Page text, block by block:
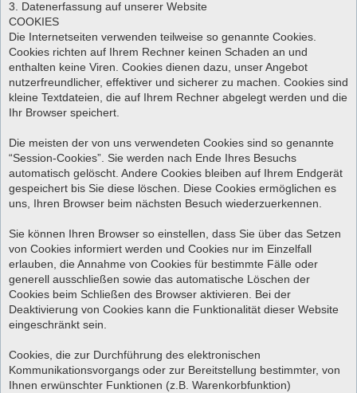
3. Datenerfassung auf unserer Website
COOKIES
Die Internetseiten verwenden teilweise so genannte Cookies.
Cookies richten auf Ihrem Rechner keinen Schaden an und
enthalten keine Viren. Cookies dienen dazu, unser Angebot
nutzerfreundlicher, effektiver und sicherer zu machen. Cookies sind
kleine Textdateien, die auf Ihrem Rechner abgelegt werden und die
Ihr Browser speichert.
Die meisten der von uns verwendeten Cookies sind so genannte
“Session-Cookies”. Sie werden nach Ende Ihres Besuchs
automatisch gelöscht. Andere Cookies bleiben auf Ihrem Endgerät
gespeichert bis Sie diese löschen. Diese Cookies ermöglichen es
uns, Ihren Browser beim nächsten Besuch wiederzuerkennen.
Sie können Ihren Browser so einstellen, dass Sie über das Setzen
von Cookies informiert werden und Cookies nur im Einzelfall
erlauben, die Annahme von Cookies für bestimmte Fälle oder
generell ausschließen sowie das automatische Löschen der
Cookies beim Schließen des Browser aktivieren. Bei der
Deaktivierung von Cookies kann die Funktionalität dieser Website
eingeschränkt sein.
Cookies, die zur Durchführung des elektronischen
Kommunikationsvorgangs oder zur Bereitstellung bestimmter, von
Ihnen erwünschter Funktionen (z.B. Warenkorbfunktion)